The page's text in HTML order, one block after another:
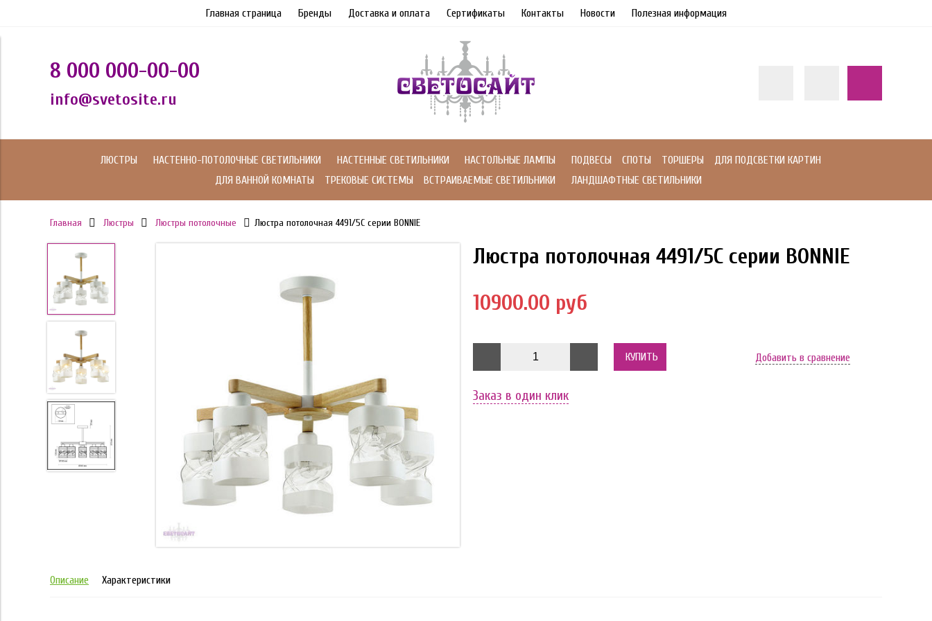
Главная страница Бренды Доставка и оплата Сертификаты Контакты Новости Полезная информация
8 000 000-00-00
info@svetosite.ru
ЛЮСТРЫ НАСТЕННО-ПОТОЛОЧНЫЕ СВЕТИЛЬНИКИ НАСТЕННЫЕ СВЕТИЛЬНИКИ НАСТОЛЬНЫЕ ЛАМПЫ ПОДВЕСЫ СПОТЫ ТОРШЕРЫ
ДЛЯ ПОДСВЕТКИ КАРТИН
ДЛЯ ВАННОЙ КОМНАТЫ
ТРЕКОВЫЕ СИСТЕМЫ ВСТРАИВАЕМЫЕ СВЕТИЛЬНИКИ ЛАНДШАФТНЫЕ СВЕТИЛЬНИКИ
Главная Люстры Люстры потолочные Люстра потолочная 4491/5C серии BONNIE
Люстра потолочная 4491/5C серии BONNIE
10900.00 руб
КУПИТЬ Добавить в сравнение
Заказ в один клик
Описание Характеристики